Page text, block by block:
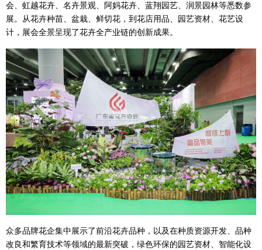
会、虹越花卉、名卉景观、阿妈花卉、蓝翔园艺、润景园林等悉数参
展。从花卉种苗、盆栽、鲜切花，到花店用品、园艺资材、花艺设
计，展会全景呈现了花卉全产业链的创新成果。
众多品牌花企集中展示了前沿花卉品种，以及在种质资源开发、品种
改良和繁育技术等领域的最新突破，绿色环保的园艺资材、智能化设